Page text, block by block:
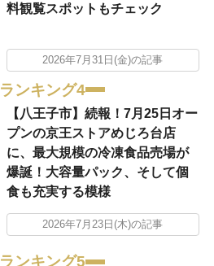
料観覧スポットもチェック
2026年7月31日(金)の記事
ランキング4
【八王子市】続報！7月25日オー
プンの京王ストアめじろ台店
に、最大規模の冷凍食品売場が
爆誕！大容量パック、そして個
食も充実する模様
2026年7月23日(木)の記事
ランキング5